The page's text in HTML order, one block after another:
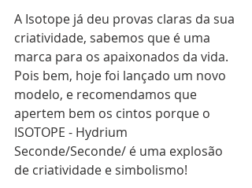
A Isotope já deu provas claras da sua
criatividade, sabemos que é uma
marca para os apaixonados da vida.
Pois bem, hoje foi lançado um novo
modelo, e recomendamos que
apertem bem os cintos porque o
ISOTOPE - Hydrium
Seconde/Seconde/ é uma explosão
de criatividade e simbolismo!